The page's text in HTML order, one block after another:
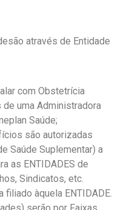
através de Entidade
com Obstetrícia
uma Administradora
Saúde;
são autorizadas
Saúde Suplementar) a
as ENTIDADES de
Sindicatos, etc.
àquela ENTIDADE.